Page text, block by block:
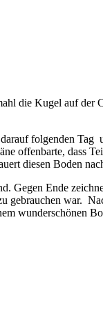
die Kugel auf
folgenden
offenbarte, dass
diesen Boden
Ende
gebrauchen war.
wunderschönen